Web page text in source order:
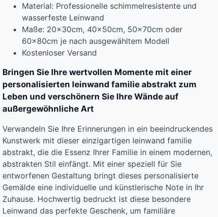
Material: Professionelle schimmelresistente und
wasserfeste Leinwand
Maße: 20x30cm, 40x50cm, 50x70cm oder
60x80cm je nach ausgewähltem Modell
Kostenloser Versand
Bringen Sie Ihre wertvollen Momente mit einer
personalisierten leinwand familie abstrakt zum
Leben und verschönern Sie Ihre Wände auf
außergewöhnliche Art
Verwandeln Sie Ihre Erinnerungen in ein beeindruckendes
Kunstwerk mit dieser einzigartigen leinwand familie
abstrakt, die die Essenz Ihrer Familie in einem modernen,
abstrakten Stil einfängt. Mit einer speziell für Sie
entworfenen Gestaltung bringt dieses personalisierte
Gemälde eine individuelle und künstlerische Note in Ihr
Zuhause. Hochwertig bedruckt ist diese besondere
Leinwand das perfekte Geschenk, um familiäre